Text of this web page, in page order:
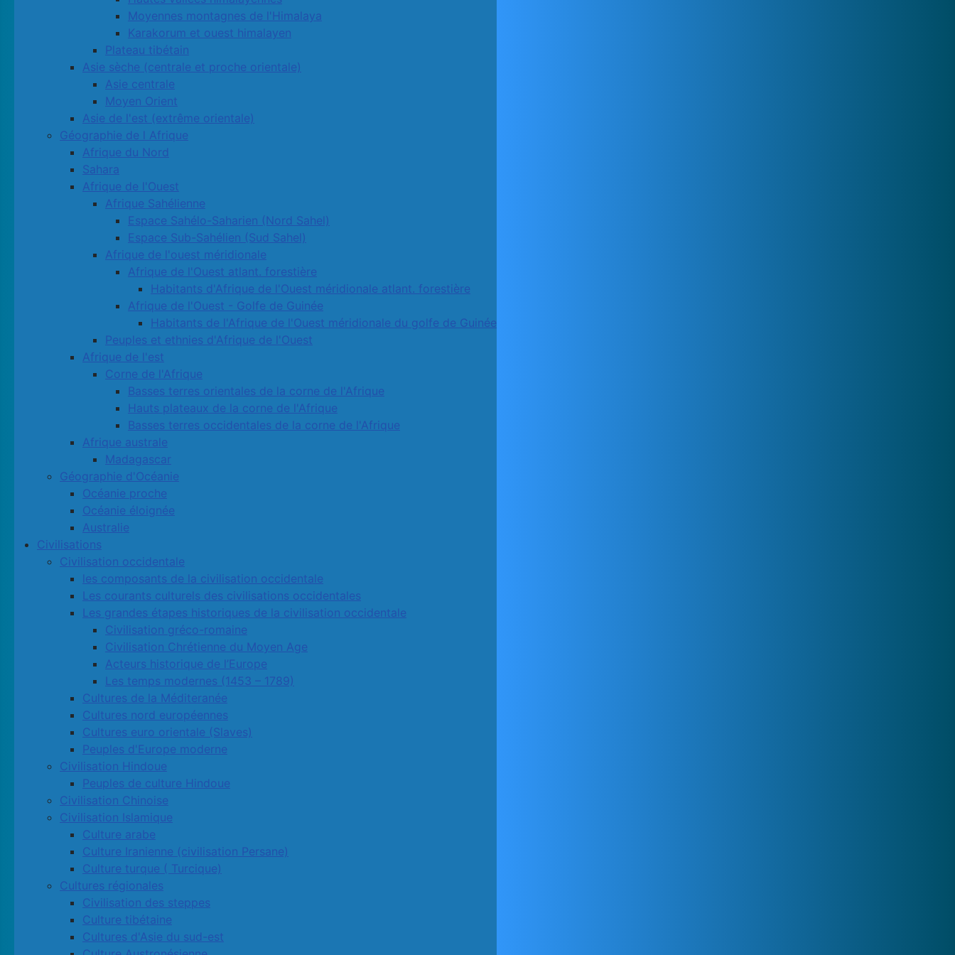
Moyennes montagnes de l'Himalaya
Karakorum et ouest himalayen
Plateau tibétain
Asie sèche (centrale et proche orientale)
Asie centrale
Moyen Orient
Asie de l'est (extrême orientale)
Géographie de l Afrique
Afrique du Nord
Sahara
Afrique de l'Ouest
Afrique Sahélienne
Espace Sahélo-Saharien (Nord Sahel)
Espace Sub-Sahélien (Sud Sahel)
Afrique de l'ouest méridionale
Afrique de l'Ouest atlant. forestière
Habitants d'Afrique de l'Ouest méridionale atlant. forestière
Afrique de l'Ouest - Golfe de Guinée
Habitants de l'Afrique de l'Ouest méridionale du golfe de Guinée
Peuples et ethnies d'Afrique de l'Ouest
Afrique de l'est
Corne de l'Afrique
Basses terres orientales de la corne de l'Afrique
Hauts plateaux de la corne de l'Afrique
Basses terres occidentales de la corne de l'Afrique
Afrique australe
Madagascar
Géographie d'Océanie
Océanie proche
Océanie éloignée
Australie
Civilisations
Civilisation occidentale
les composants de la civilisation occidentale
Les courants culturels des civilisations occidentales
Les grandes étapes historiques de la civilisation occidentale
Civilisation gréco-romaine
Civilisation Chrétienne du Moyen Age
Acteurs historique de l’Europe
Les temps modernes (1453 – 1789)
Cultures de la Méditeranée
Cultures nord européennes
Cultures euro orientale (Slaves)
Peuples d'Europe moderne
Civilisation Hindoue
Peuples de culture Hindoue
Civilisation Chinoise
Civilisation Islamique
Culture arabe
Culture Iranienne (civilisation Persane)
Culture turque ( Turcique)
Cultures régionales
Civilisation des steppes
Culture tibétaine
Cultures d'Asie du sud-est